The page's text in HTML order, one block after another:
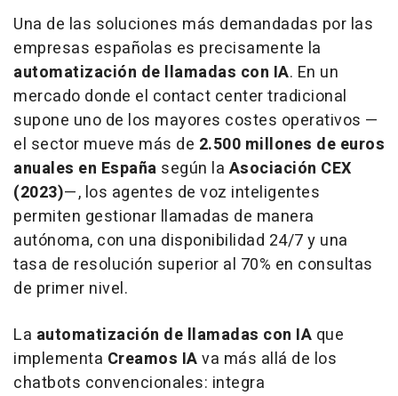
Una de las soluciones más demandadas por las
empresas españolas es precisamente la
automatización de llamadas con IA. En un
mercado donde el contact center tradicional
supone uno de los mayores costes operativos —
el sector mueve más de 2.500 millones de euros
anuales en España según la Asociación CEX
(2023)—, los agentes de voz inteligentes
permiten gestionar llamadas de manera
autónoma, con una disponibilidad 24/7 y una
tasa de resolución superior al 70% en consultas
de primer nivel.
La automatización de llamadas con IA que
implementa Creamos IAva más allá de los
chatbots convencionales: integra